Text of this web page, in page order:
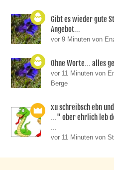
Gibt es wieder gute
Angebot...
vor 9 Minuten von
Ohne Worte... alles
vor 11 Minuten von
Berge
xu schreibsch ebn
..." ober ehrlich leb
...
vor 11 Minuten von